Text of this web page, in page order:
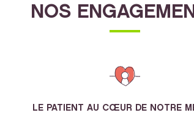
NOS
LE PATIENT AU CŒUR DE NOTRE